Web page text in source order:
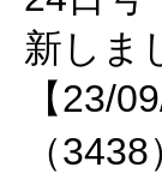
新しま
【23/
（